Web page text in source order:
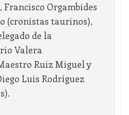
Francisco Orgambides
(cronistas taurinos),
de la
Valera
Ruiz Miguel y
Luis Rodríguez